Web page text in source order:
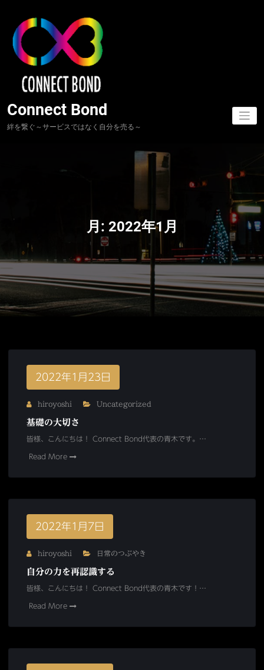
Connect Bond
絆を繋ぐ～サービスではなく自分を売る～
月: 2022年1月
2022年1月23日
hiroyoshi Uncategorized
基礎の大切さ
皆様、こんにちは！ Connect Bond代表の青木です。…
Read More
2022年1月7日
hiroyoshi 日常のつぶやき
自分の力を再認識する
皆様、こんにちは！ Connect Bond代表の青木です！…
Read More